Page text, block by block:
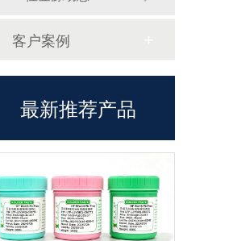
客户案例
最新推荐产品